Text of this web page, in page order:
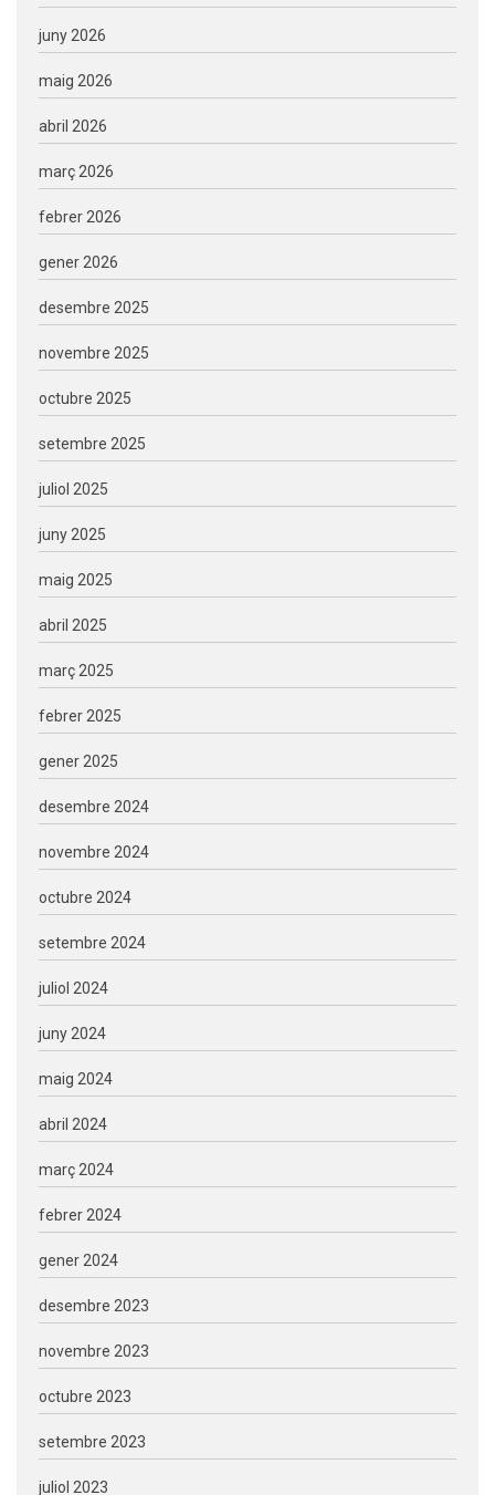
juny 2026
maig 2026
abril 2026
març 2026
febrer 2026
gener 2026
desembre 2025
novembre 2025
octubre 2025
setembre 2025
juliol 2025
juny 2025
maig 2025
abril 2025
març 2025
febrer 2025
gener 2025
desembre 2024
novembre 2024
octubre 2024
setembre 2024
juliol 2024
juny 2024
maig 2024
abril 2024
març 2024
febrer 2024
gener 2024
desembre 2023
novembre 2023
octubre 2023
setembre 2023
juliol 2023